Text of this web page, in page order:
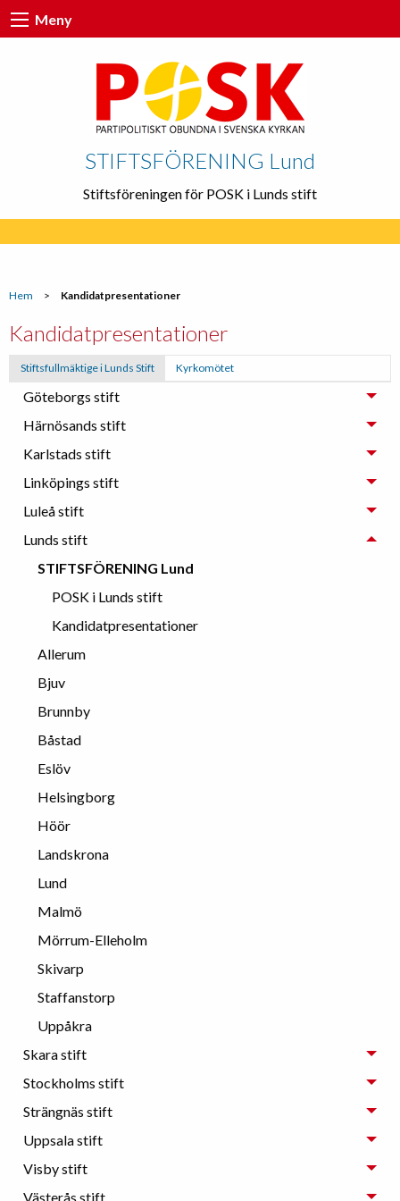
Meny
STIFTSFÖRENING Lund
Stiftsföreningen för POSK i Lunds stift
Hem > Kandidatpresentationer
Kandidatpresentationer
Stiftsfullmäktige i Lunds Stift Kyrkomötet
Göteborgs stift
Härnösands stift
Karlstads stift
Linköpings stift
Luleå stift
Lunds stift
STIFTSFÖRENING Lund
POSK i Lunds stift
Kandidatpresentationer
Allerum
Bjuv
Brunnby
Båstad
Eslöv
Helsingborg
Höör
Landskrona
Lund
Malmö
Mörrum-Elleholm
Skivarp
Staffanstorp
Uppåkra
Skara stift
Stockholms stift
Strängnäs stift
Uppsala stift
Visby stift
Västerås stift